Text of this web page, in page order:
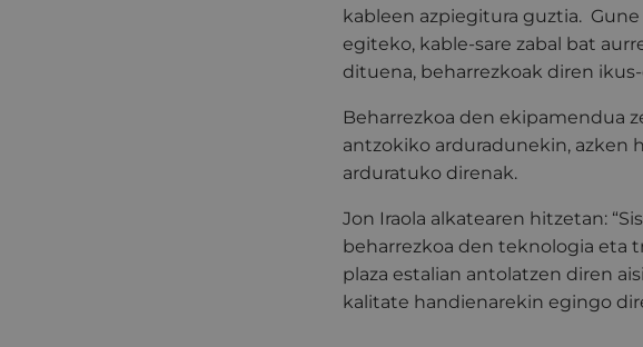
kableen azpiegitura guztia.
egiteko, kable-sare zabal bat
dituena, beharrezkoak diren
Beharrezkoa den ekipamendua
antzokiko arduradunekin, azken
arduratuko direnak.
Jon Iraola alkatearen hitzetan:
beharrezkoa den teknologia eta
plaza estalian antolatzen diren
kalitate handienarekin egingo